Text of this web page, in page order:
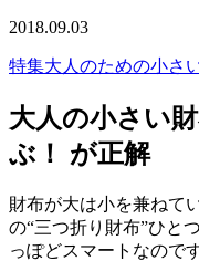
2018.09.03
特集大人のための小さ
大人の小さい
ぶ！ が正解
財布が大は小を兼ねて
の“三つ折り財布”ひと
っぽどスマートなのです